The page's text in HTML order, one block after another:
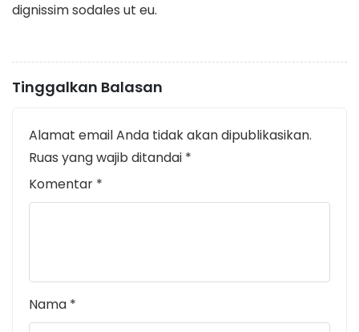
dignissim sodales ut eu.
Tinggalkan Balasan
Alamat email Anda tidak akan dipublikasikan.
Ruas yang wajib ditandai *
Komentar *
Nama *